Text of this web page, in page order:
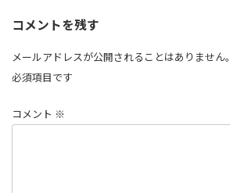
コメントを残す
メールアドレスが公開されることはありません。
必須項目です
コメント ※